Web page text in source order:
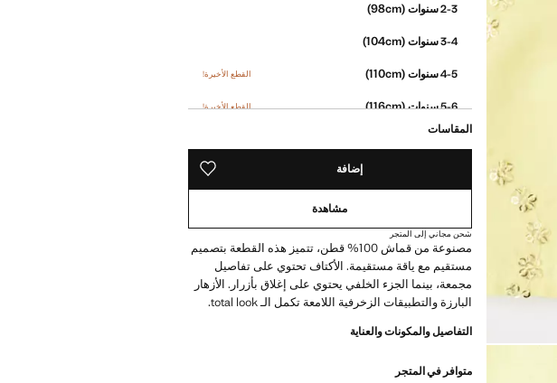
2-3 سنوات (98cm)
3-4 سنوات (104cm)
4-5 سنوات (110cm) القطع الأخيرة!
5-6 سنوات (116cm) القطع الأخيرة!
المقاسات
إضافة حفظه في قائمة منتجاتك المفضلة
مشاهدة
شحن مجاني إلى المتجر
مصنوعة من قماش 100% قطن، تتميز هذه القطعة بتصميم
مستقيم مع ياقة مستقيمة. الأكتاف تحتوي على تفاصيل
مجمعة، بينما الجزء الخلفي يحتوي على إغلاق بأزرار. الأزهار
البارزة والتطبيقات الزخرفية اللامعة تكمل الـ total look.
التفاصيل والمكونات والعناية
متوافر في المتجر